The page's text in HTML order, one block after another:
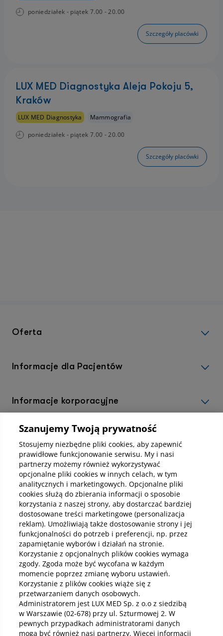
poniedziałek - piątek 7.00 - 20.00
Szczegóły placówki
LUX MED Diagnostyka Aleja Pokoju 5,
Kraków
LUX MED Diagnostyka Mammografia
poniedziałek - piątek 7.00 - 20.00
Szczegóły placówki
Oferta
Informacje dla Pacjentów
Informacje korporacyjne
Kup abonamenty online
Kup online
Pobierz aplikację mobilną
Szanujemy Twoją prywatność
Stosujemy niezbędne pliki cookies, aby zapewnić
prawidłowe funkcjonowanie serwisu. My i nasi
partnerzy możemy również wykorzystywać
opcjonalne pliki cookies w innych celach, w tym
analitycznych i marketingowych. Opcjonalne pliki
cookies służą do zbierania informacji o sposobie
korzystania z naszej strony, aby dostarczać bardziej
dostosowane treści marketingowe (personalizacja
reklam). Umożliwiają także dostosowanie strony i jej
funkcjonalności do potrzeb i preferencji, np. przez
zapamiętanie wyborów i działań na stronie.
Korzystanie z opcjonalnych plików cookies wymaga
zgody. Zgoda może być wycofana w każdym
momencie poprzez zmianę wyboru ustawień.
Korzystanie z plików cookies wiąże się z
przetwarzaniem danych osobowych.
Administratorem jest LUX MED Sp. z o.o z siedzibą
w Warszawie (02-678) przy ul. Szturmowej 2. W
pewnych przypadkach administratorami danych
mogą być również nasi partnerzy. Więcej informacji